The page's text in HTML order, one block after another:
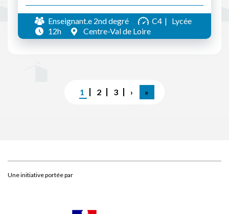
Enseignant.e 2nd degré C4
Lycée
12h
Centre-Val de Loire
Page
courante
1 Page
2 Page
3
Page
suivante
›
Dernière
page
»
Une initiative portée par